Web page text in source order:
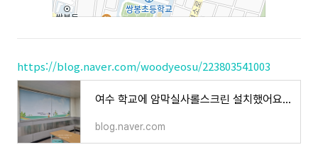
https://blog.naver.com/woodyeosu/223803541003
여수 학교에 암막실사롤스크린 설치했어요(여수블라인드,여수커튼)
blog.naver.com